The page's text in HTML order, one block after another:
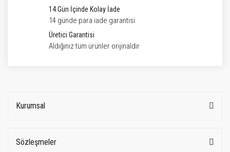
14 Gün İçinde Kolay İade
14 günde para iade garantisi
Üretici Garantisi
Aldığınız tüm ürünler orijinaldir
Kurumsal
Sözleşmeler